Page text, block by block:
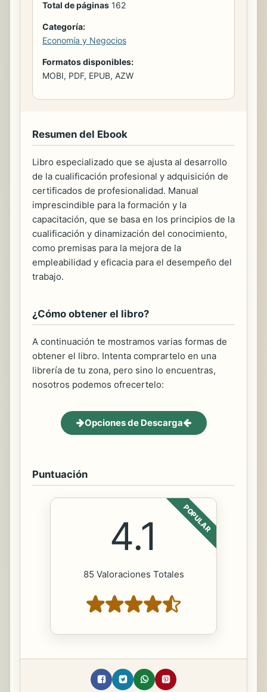
Total de páginas 162
Categoría:
Economía y Negocios
Formatos disponibles:
MOBI, PDF, EPUB, AZW
Resumen del Ebook
Libro especializado que se ajusta al desarrollo
de la cualificación profesional y adquisición de
certificados de profesionalidad. Manual
imprescindible para la formación y la
capacitación, que se basa en los principios de la
cualificación y dinamización del conocimiento,
como premisas para la mejora de la
empleabilidad y eficacia para el desempeño del
trabajo.
¿Cómo obtener el libro?
A continuación te mostramos varias formas de
obtener el libro. Intenta comprartelo en una
librería de tu zona, pero sino lo encuentras,
nosotros podemos ofrecertelo:
Opciones de Descarga
Puntuación
POPULAR
4.1
85 Valoraciones Totales